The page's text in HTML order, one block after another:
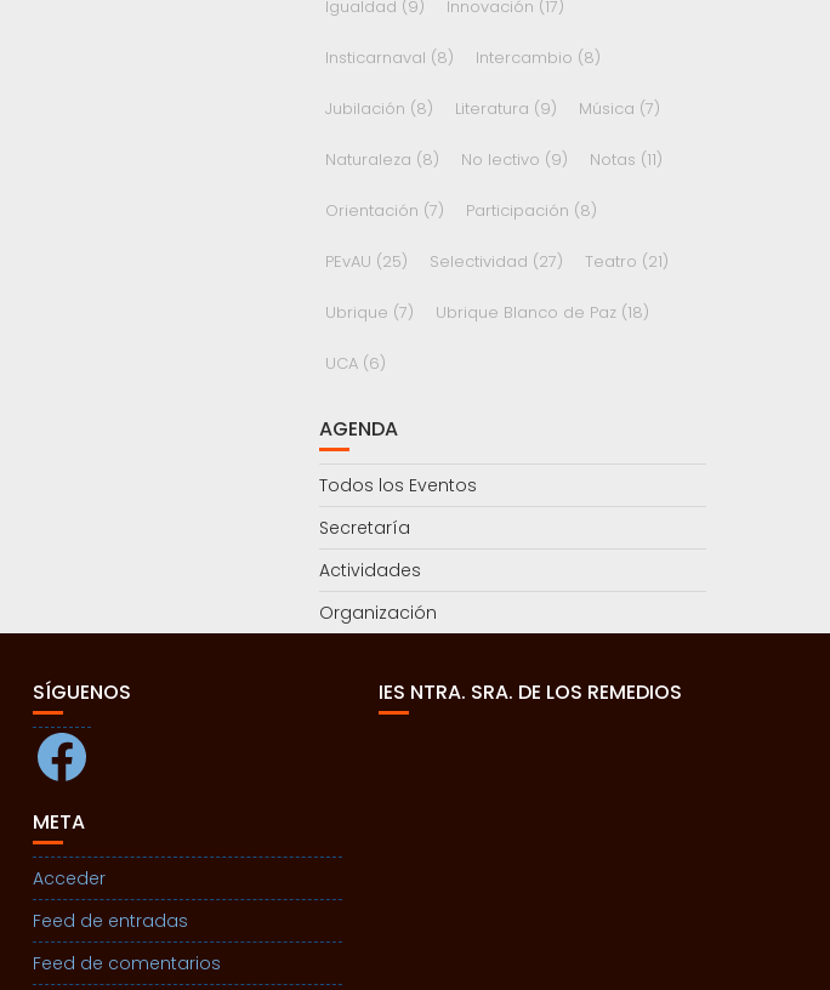
Igualdad (9) Innovación (17)
Insticarnaval (8) Intercambio (8)
Jubilación (8) Literatura (9) Música (7)
Naturaleza (8) No lectivo (9) Notas (11)
Orientación (7) Participación (8)
PEvAU (25) Selectividad (27) Teatro (21)
Ubrique (7) Ubrique Blanco de Paz(18)
UCA(6)
AGENDA
Todos los Eventos
Secretaría
Actividades
Organización
SÍGUENOS
Facebook
META
Acceder
Feed de entradas
Feed de comentarios
IES NTRA. SRA. DE LOS REMEDIOS